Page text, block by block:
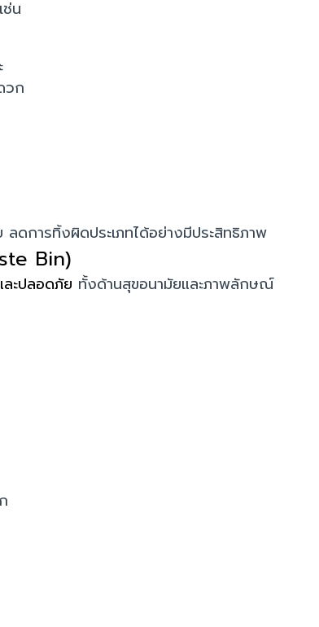
น
วก
ลดการทิ้งผิดประเภทได้อย่างมีประสิทธิภาพ
Bin)
ละปลอดภัย ทั้งด้านสุขอนามัยและภาพลักษณ์